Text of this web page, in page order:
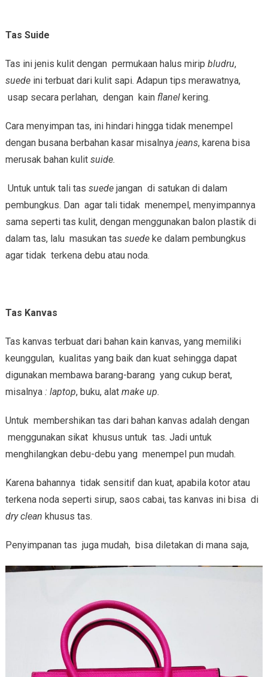
Tas Suide
Tas ini jenis kulit dengan permukaan halus mirip bludru,
suede ini terbuat dari kulit sapi. Adapun tips merawatnya,
usap secara perlahan, dengan kainflanelkering.
Cara menyimpan tas, ini hindari hingga tidak menempel
dengan busana berbahan kasar misalnyajeans, karena bisa
merusak bahan kulit suide.
Untuk untuk tali tas suedejangan di satukan di dalam
pembungkus. Dan agar tali tidak menempel, menyimpannya
sama seperti tas kulit, dengan menggunakan balon plastik di
dalam tas, lalu masukan tas suede ke dalam pembungkus
agar tidak terkena debu atau noda.
Tas Kanvas
Tas kanvas terbuat dari bahan kain kanvas, yang memiliki
keunggulan, kualitas yang baik dan kuat sehingga dapat
digunakan membawa barang-barang yang cukup berat,
misalnya : laptop, buku, alat make up.
Untuk membershikan tas dari bahan kanvas adalah dengan
menggunakan sikat khusus untuk tas. Jadi untuk
menghilangkan debu-debu yang menempel pun mudah.
Karena bahannya tidak sensitif dan kuat, apabila kotor atau
terkena noda seperti sirup, saos cabai, tas kanvas ini bisa di
dry clean khusus tas.
Penyimpanan tas juga mudah, bisa diletakan di mana saja,